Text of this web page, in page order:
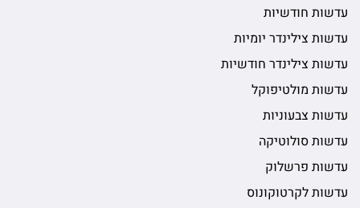
עדשות חודשיות
עדשות צילינדר יומיות
עדשות צילינדר חודשיות
עדשות מולטיפוקל
עדשות צבעוניות
עדשות סולוטיקה
עדשות פרשלוק
עדשות לקרטוקונוס